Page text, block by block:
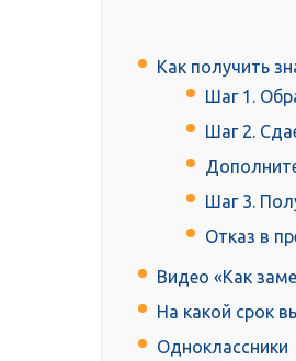
Как получить
Шаг 1.
Шаг 2.
Шаг 3.
Отказ в
Видео «Как
На какой срок
Одноклассники